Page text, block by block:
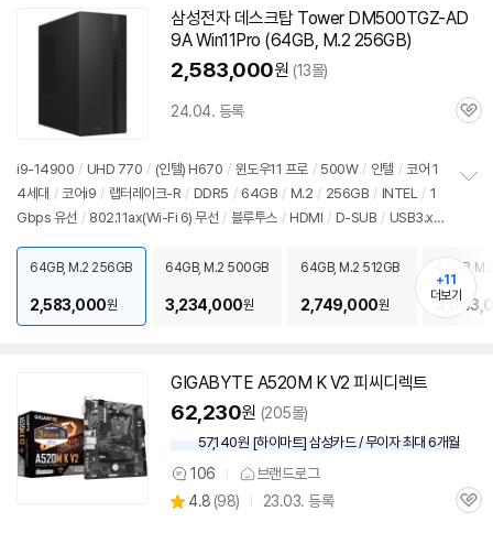
삼성전자 데스크탑 Tower DM500TGZ-AD
9A Win11Pro (64GB, M.2 256GB)
2,583,000원 (13몰)
24.04. 등록
관
i9-14900 / UHD 770 / (인텔) H670 / 윈도우11 프로 / 500W / 인텔 / 코어 1
4세대 / 코어i9 / 랩터레이크-R / DDR5 / 64GB / M.2 / 256GB / INTEL / 1
Gbps 유선 / 802.11ax(Wi-Fi 6) 무선 / 블루투스 / HDMI / D-SUB / USB3.x 1
구성변경상품 / 출시가: 429,000원
치
기
64GB, M.2 256GB
2,583,000원
64GB, M.2 500GB
3,234,000원
64GB, M.2 512GB
2,749,000원
64GB,
+11
더보기
GIGABYTE A520M K V2 피씨디렉트
62,230원 (205몰)
57,140원 [하이마트] 삼성카드 / 무이자 최대 6개월
상
품
106 브랜드로그
별
4.8 (상
98) 23.03. 등록
관